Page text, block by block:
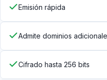
Emisión rápida
Admite dominios
Cifrado hasta 256 bits